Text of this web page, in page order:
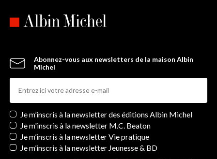
Abonnez-vous aux newsletters de la maison Albin
Michel
Newsletters
Je m’inscris à la newsletter des éditions Albin Michel
Je m'inscris à la newsletter M.C. Beaton
Je m’inscris à la newsletter Vie pratique
Je m’inscris à la newsletter Jeunesse & BD